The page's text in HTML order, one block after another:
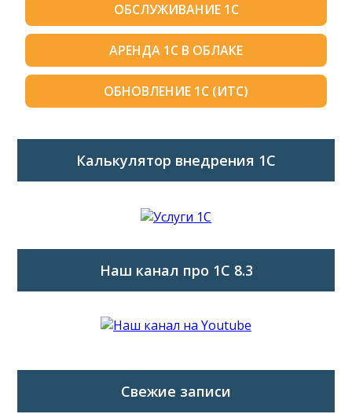
ОБСЛУЖИВАНИЕ 1С
АРЕНДА 1С В ОБЛАКЕ
ОБНОВЛЕНИЕ 1С (ИТС)
Калькулятор внедрения 1C
Наш канал про 1С 8.3
Свежие записи